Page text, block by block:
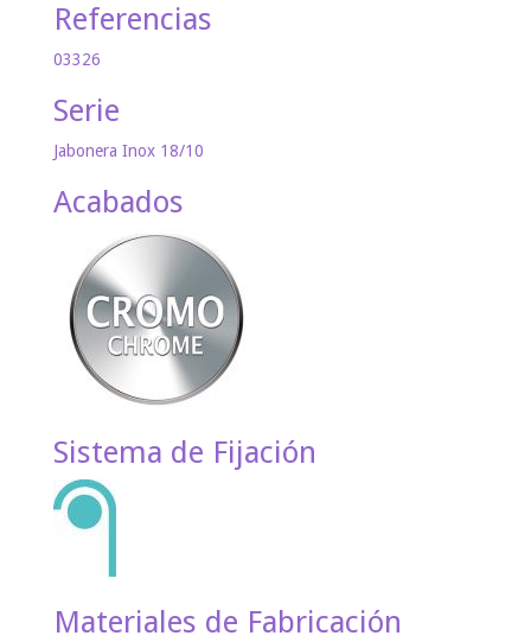
Referencias
03326
Serie
Jabonera Inox 18/10
Acabados
Sistema de Fijación
Materiales de Fabricación